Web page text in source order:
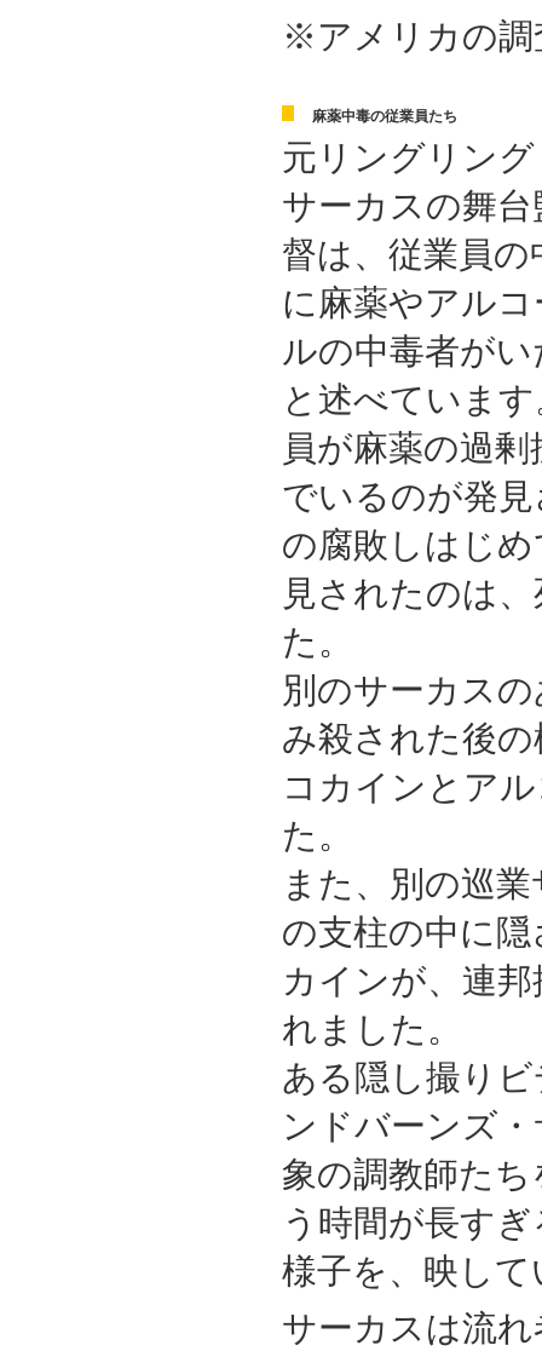
※アメリカの調
麻薬中毒の従業員たち
元リングリング
サーカスの舞台
督は、従業員の
に麻薬やアルコ
ルの中毒者がい
と述べていま
員が麻薬の過
でいるのが発
の腐敗しはじ
見されたのは
た。
別のサーカス
み殺された後
コカインとア
た。
また、別の巡
の支柱の中に
カインが、連
れました。
ある隠し撮り
ンドバーンズ
象の調教師た
う時間が長す
様子を、映し
サーカスは流